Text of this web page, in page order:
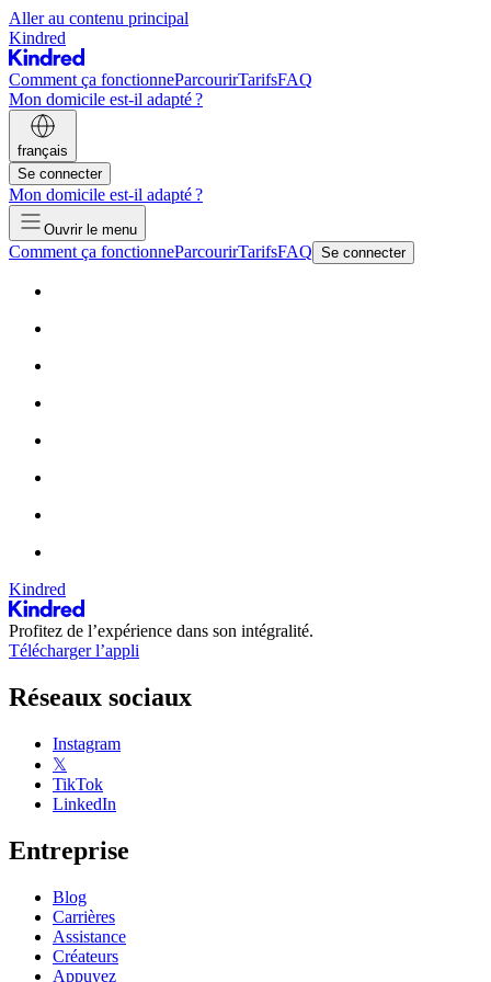
Aller au contenu principal
Kindred
Comment ça fonctionneParcourirTarifsFAQ
Mon domicile est-il adapté ?
français
Se connecter
Mon domicile est-il adapté ?
Ouvrir le menu
Comment ça fonctionneParcourirTarifsFAQ Se connecter
Kindred
Profitez de l’expérience dans son intégralité.
Télécharger l’appli
Réseaux sociaux
Instagram
𝕏
TikTok
LinkedIn
Entreprise
Blog
Carrières
Assistance
Créateurs
Appuyez